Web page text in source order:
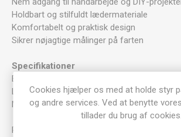
Holdbart og stilfuldt lædermateriale
Komfortabelt og praktisk design
Sikrer nøjagtige målinger på farten
Specifikationer
Bredde: 2 cm
Længde: 50 cm
Materiale: Læder
Plejeinformation: muud Care & Clean Læder
Cookies hjælper os med at holde styr
og andre services. Ved at benytte
tillader du brug af cookies.